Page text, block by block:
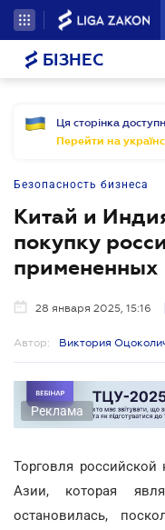
БІЗНЕС
Ця сторінка
Перейти на
Безопасность бизнеса
Китай и
покупку
28 января 2025, 15:16
Автор: Виктория
Реклама
Торговля
Азии, которая
остановилась,